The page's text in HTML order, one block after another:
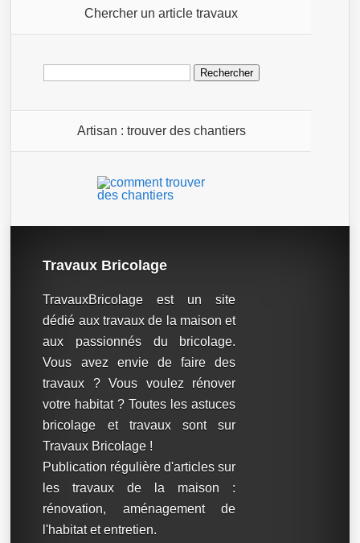
Chercher un article travaux
Rechercher :
Artisan : trouver des chantiers
Travaux Bricolage
TravauxBricolage est un site
dédié aux travaux de la maison et
aux passionnés du bricolage.
Vous avez envie de faire des
travaux ? Vous voulez rénover
votre habitat ? Toutes les astuces
bricolage et travaux sont sur
Travaux Bricolage !
Publication régulière d'articles sur
les travaux de la maison :
rénovation, aménagement de
l'habitat et entretien.